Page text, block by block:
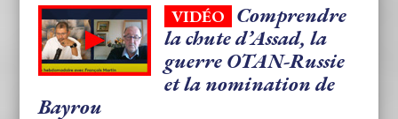
VIDÉO Comprendre
la chute d’Assad, la
guerre OTAN-Russie
et la nomination de
Bayrou